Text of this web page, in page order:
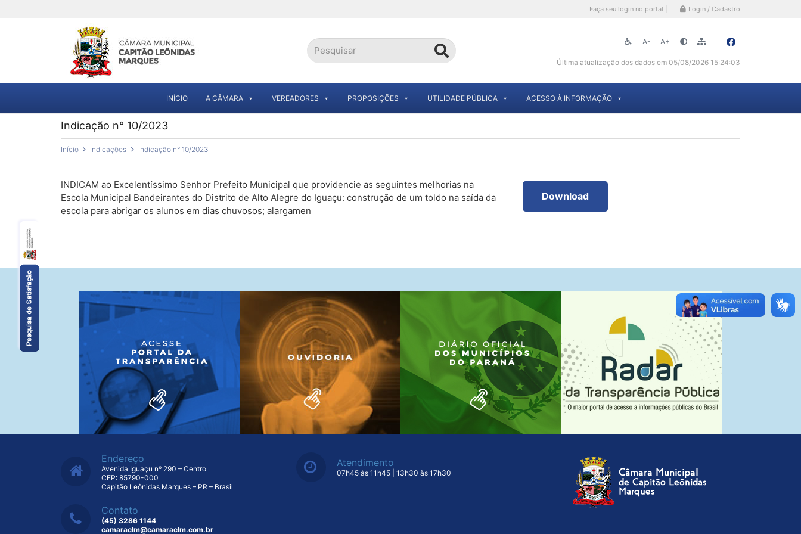
Faça seu login no portal | Login / Cadastro
A- A+
Última atualização dos dados em 05/08/2026 15:24:03
INÍCIO A CÂMARA VEREADORES PROPOSIÇÕES UTILIDADE PÚBLICA ACESSO À INFORMAÇÃO
Indicação n° 10/2023
Início Indicações Indicação n° 10/2023
INDICAM ao Excelentíssimo Senhor Prefeito Municipal que providencie as seguintes melhorias na
Escola Municipal Bandeirantes do Distrito de Alto Alegre do Iguaçu: construção de um toldo na saída da
escola para abrigar os alunos em dias chuvosos; alargamen
Download
Endereço
Avenida Iguaçu nº 290 – Centro
CEP: 85790-000
Capitão Leônidas Marques – PR – Brasil
Contato
(45) 3286 1144
camaraclm@camaraclm.com.br
Atendimento
07h45 às 11h45 | 13h30 às 17h30